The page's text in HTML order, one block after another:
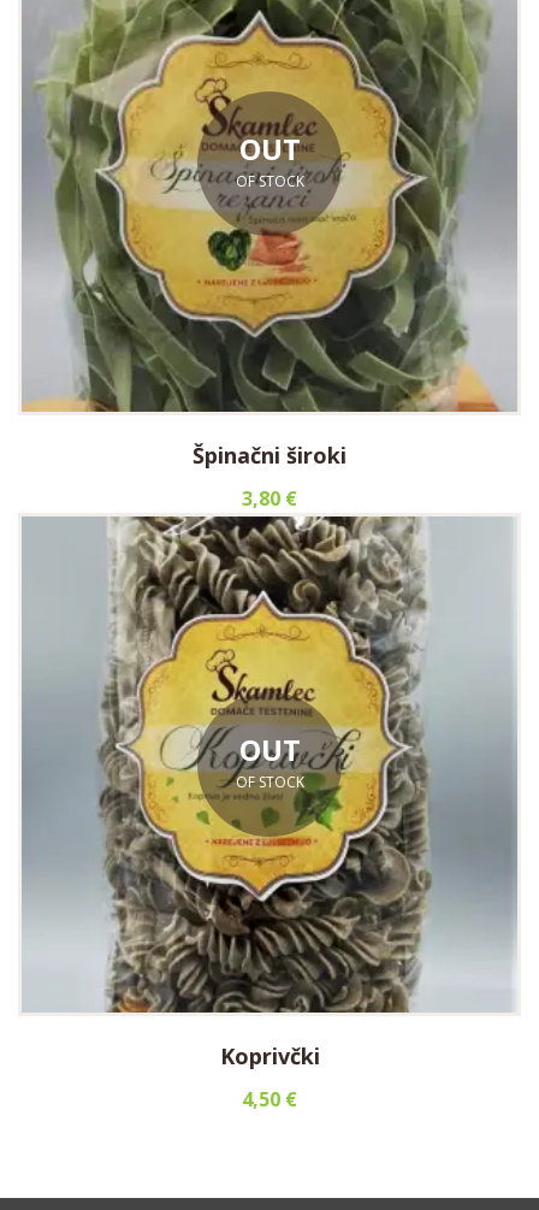
OUT
OF STOCK
Špinačni široki
3,80 €
OUT
OF STOCK
Koprivčki
4,50 €